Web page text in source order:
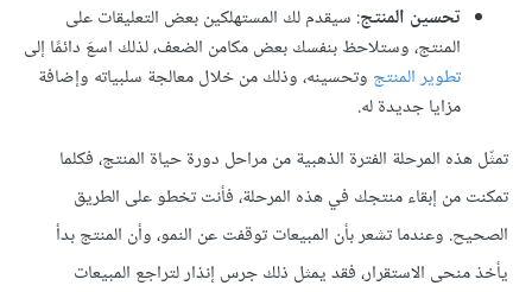
تحسين المنتج: سيقدم لك المستهلكين بعض التعليقات على
المنتج، وستلاحظ بنفسك بعض مكامن الضعف، لذلك اسعَ دائمًا إلى
تطوير المنتج وتحسينه، وذلك من خلال معالجة سلبياته وإضافة
مزايا جديدة له.
تمثّل هذه المرحلة الفترة الذهبية من مراحل دورة حياة المنتج، فكلما
تمكنت من إبقاء منتجك في هذه المرحلة، فأنت تخطو على الطريق
الصحيح. وعندما تشعر بأن المبيعات توقفت عن النمو، وأن المنتج بدأ
يأخذ منحى الاستقرار، فقد يمثل ذلك جرس إنذار لتراجع المبيعات